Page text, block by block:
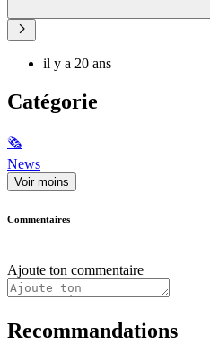
il y a 20 ans
Catégorie
🗞
News
Voir moins
Commentaires
Ajoute ton commentaire
Recommandations